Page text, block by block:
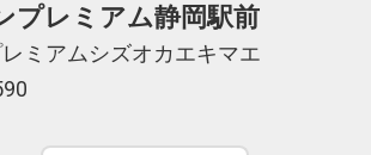
プレミアム静岡駅前
ミアムシズオカエキマエ